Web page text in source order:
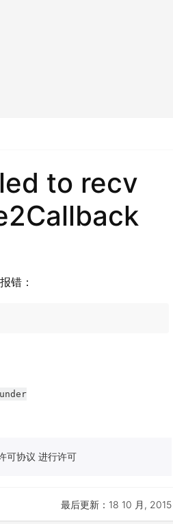
to recv
错：
可协议 进行许可
最后更新：18 10 月, 2015